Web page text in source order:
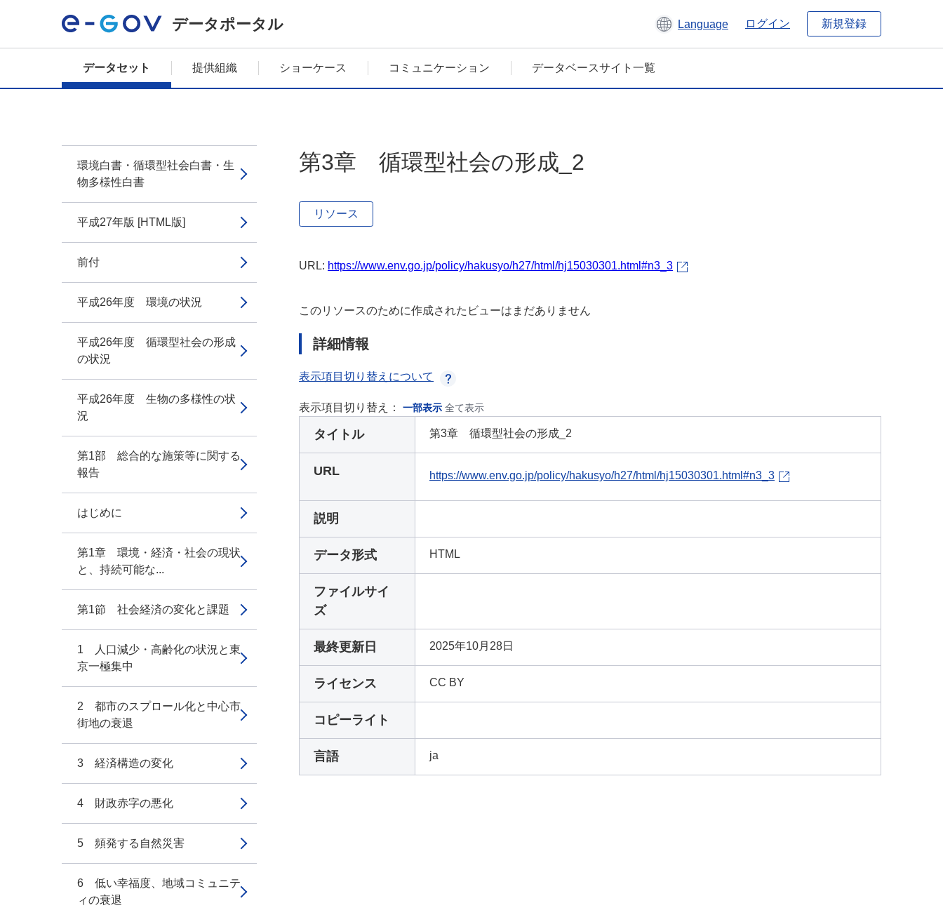
データポータル Language ログイン 新規登録
データセット 提供組織 ショーケース コミュニケーション データベースサイト一覧
環境白書・循環型社会白書・生
物多様性白書
平成27年版 [HTML版]
前付
平成26年度 環境の状況
平成26年度 循環型社会の形成
の状況
平成26年度 生物の多様性の状
況
第1部 総合的な施策等に関する
報告
はじめに
第1章 環境・経済・社会の現状
と、持続可能な...
第1節 社会経済の変化と課題
1 人口減少・高齢化の状況と東
京一極集中
2 都市のスプロール化と中心市
街地の衰退
3 経済構造の変化
4 財政赤字の悪化
5 頻発する自然災害
6 低い幸福度、地域コミュニテ
ィの衰退
第3章 循環型社会の形成_2
リソース
URL: https://www.env.go.jp/policy/hakusyo/h27/html/hj15030301.html#n3_3
このリソースのために作成されたビューはまだありません
詳細情報
表示項目切り替えについて
表示項目切り替え： 一部表示 全て表示
タイトル 第3章 循環型社会の形成_2
URL https://www.env.go.jp/policy/hakusyo/h27/html/hj15030301.html#n3_3
説明
データ形式 HTML
ファイルサイ
ズ
最終更新日 2025年10月28日
ライセンス CC BY
コピーライト
言語 ja